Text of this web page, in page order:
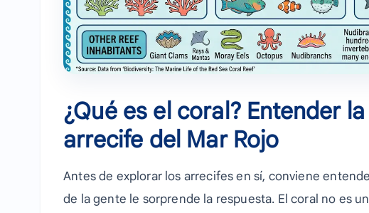
¿Qué es el coral? Entender
arrecife del Mar Rojo
Antes de explorar los arrecifes en sí, conviene
de la gente le sorprende la respuesta. El coral no es